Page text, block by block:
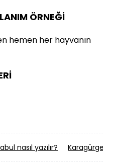
ÖRNEĞİ
hemen her hayvanın
nasıl yazılır? Karagürgen